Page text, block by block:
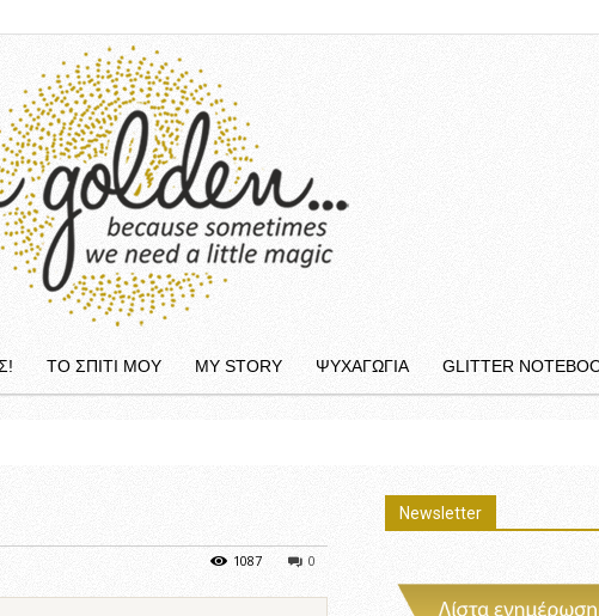
ΤΟ ΣΠΙΤΙ ΜΟΥ MY STORY ΨΥΧΑΓΩΓΙΑ GLITTER
0
1087
Newsletter